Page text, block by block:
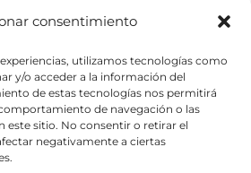
consentimiento
utilizamos tecnologías como
y/o acceder a la información del
de estas tecnologías nos permitirá
de navegación o las
este sitio. No consentir o retirar el
negativamente a ciertas
Copyright 2026